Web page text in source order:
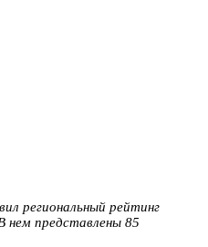
региональный рейтинг
нем представлены 85